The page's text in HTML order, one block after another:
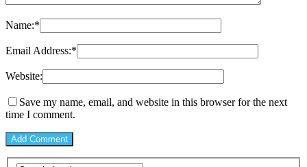
Name:*
Email Address:*
Website:
Save my name, email, and website in this browser for the next
time I comment.